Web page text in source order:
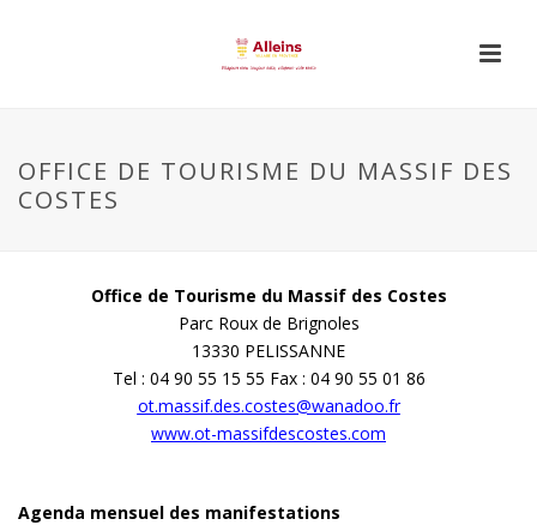
OFFICE DE TOURISME DU MASSIF DES
COSTES
Office de Tourisme du Massif des Costes
Parc Roux de Brignoles
13330 PELISSANNE
Tel : 04 90 55 15 55 Fax : 04 90 55 01 86
ot.massif.des.costes@wanadoo.fr
www.ot-massifdescostes.com
Agenda mensuel des manifestations